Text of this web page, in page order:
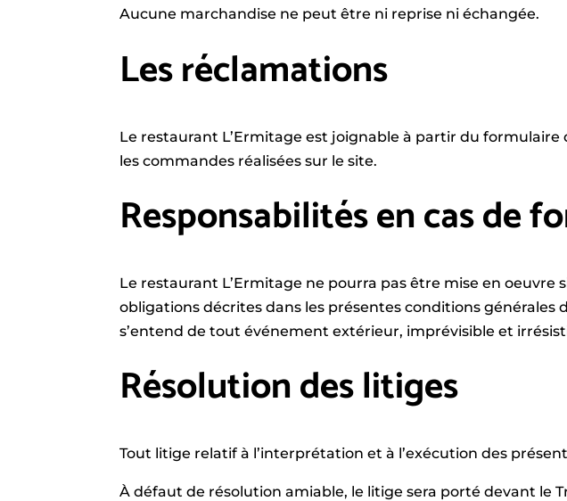
Aucune marchandise ne peut être ni reprise ni échangée.
Les réclamations
Le restaurant L’Ermitage est joignable à partir du
les commandes réalisées sur le site.
Responsabilités en cas de
Le restaurant L’Ermitage ne pourra pas être mise en oeuvre
obligations décrites dans les présentes conditions générales
s’entend de tout événement extérieur, imprévisible et
Résolution des litiges
Tout litige relatif à l’interprétation et à l’exécution des
À défaut de résolution amiable, le litige sera porté devant le